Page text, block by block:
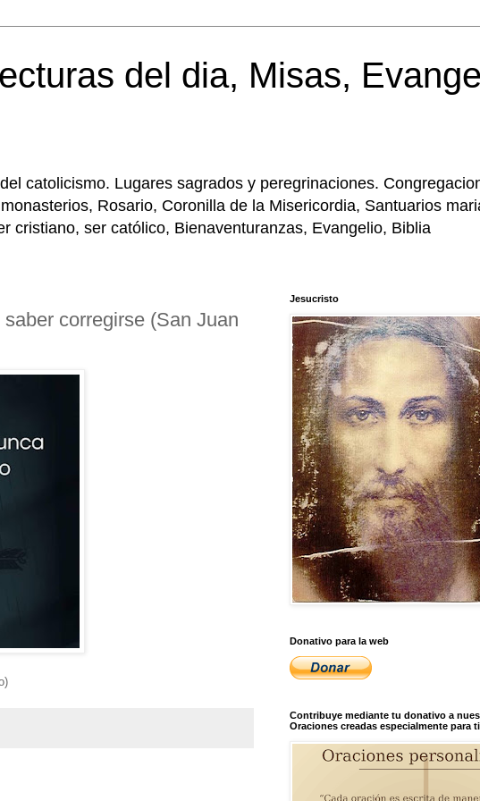
del dia, Misas,
catolicismo. Lugares sagrados y peregrinaciones.
Rosario, Coronilla de la Misericordia, Santuarios
cristiano, ser católico, Bienaventuranzas, Evangelio, Biblia
corregirse (San Juan
Jesucristo
Donativo para la web
Contribuye mediante tu donativo a
Oraciones creadas especialmente para